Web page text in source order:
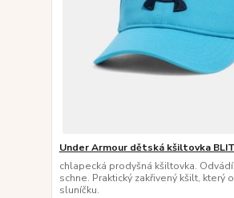
Under Armour dětská kšiltovka
chlapecká prodyšná kšiltovka.
schne. Praktický zakřivený kšilt, který
sluníčku.